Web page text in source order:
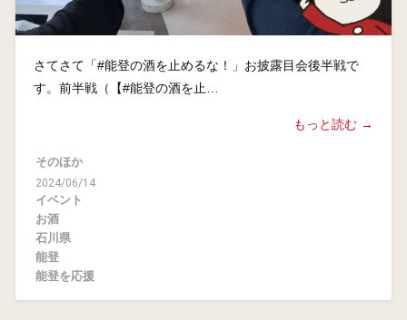
さてさて「#能登の酒を止めるな！」お披露目会後半戦で
す。前半戦（【#能登の酒を止…
もっと読む →
そのほか
2024/06/14
イベント
お酒
石川県
能登
能登を応援